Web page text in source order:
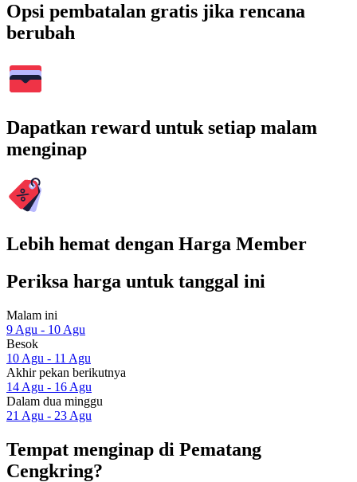
Opsi pembatalan gratis jika rencana
berubah
Dapatkan reward untuk setiap malam
menginap
Lebih hemat dengan Harga Member
Periksa harga untuk tanggal ini
Malam ini
9 Agu - 10 Agu
Besok
10 Agu - 11 Agu
Akhir pekan berikutnya
14 Agu - 16 Agu
Dalam dua minggu
21 Agu - 23 Agu
Tempat menginap di Pematang
Cengkring?